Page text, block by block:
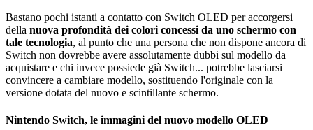
Bastano pochi istanti a contatto con Switch OLED per accorgersi
della nuova profondità dei colori concessi da uno schermo con
tale tecnologia, al punto che una persona che non dispone ancora di
Switch non dovrebbe avere assolutamente dubbi sul modello da
acquistare e chi invece possiede già Switch... potrebbe lasciarsi
convincere a cambiare modello, sostituendo l'originale con la
versione dotata del nuovo e scintillante schermo.
Nintendo Switch, le immagini del nuovo modello OLED